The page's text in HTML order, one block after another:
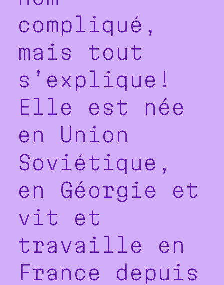
compliqué,
mais tout
s’explique!
Elle est née
en Union
Soviétique,
en Géorgie et
vit et
travaille en
France depuis